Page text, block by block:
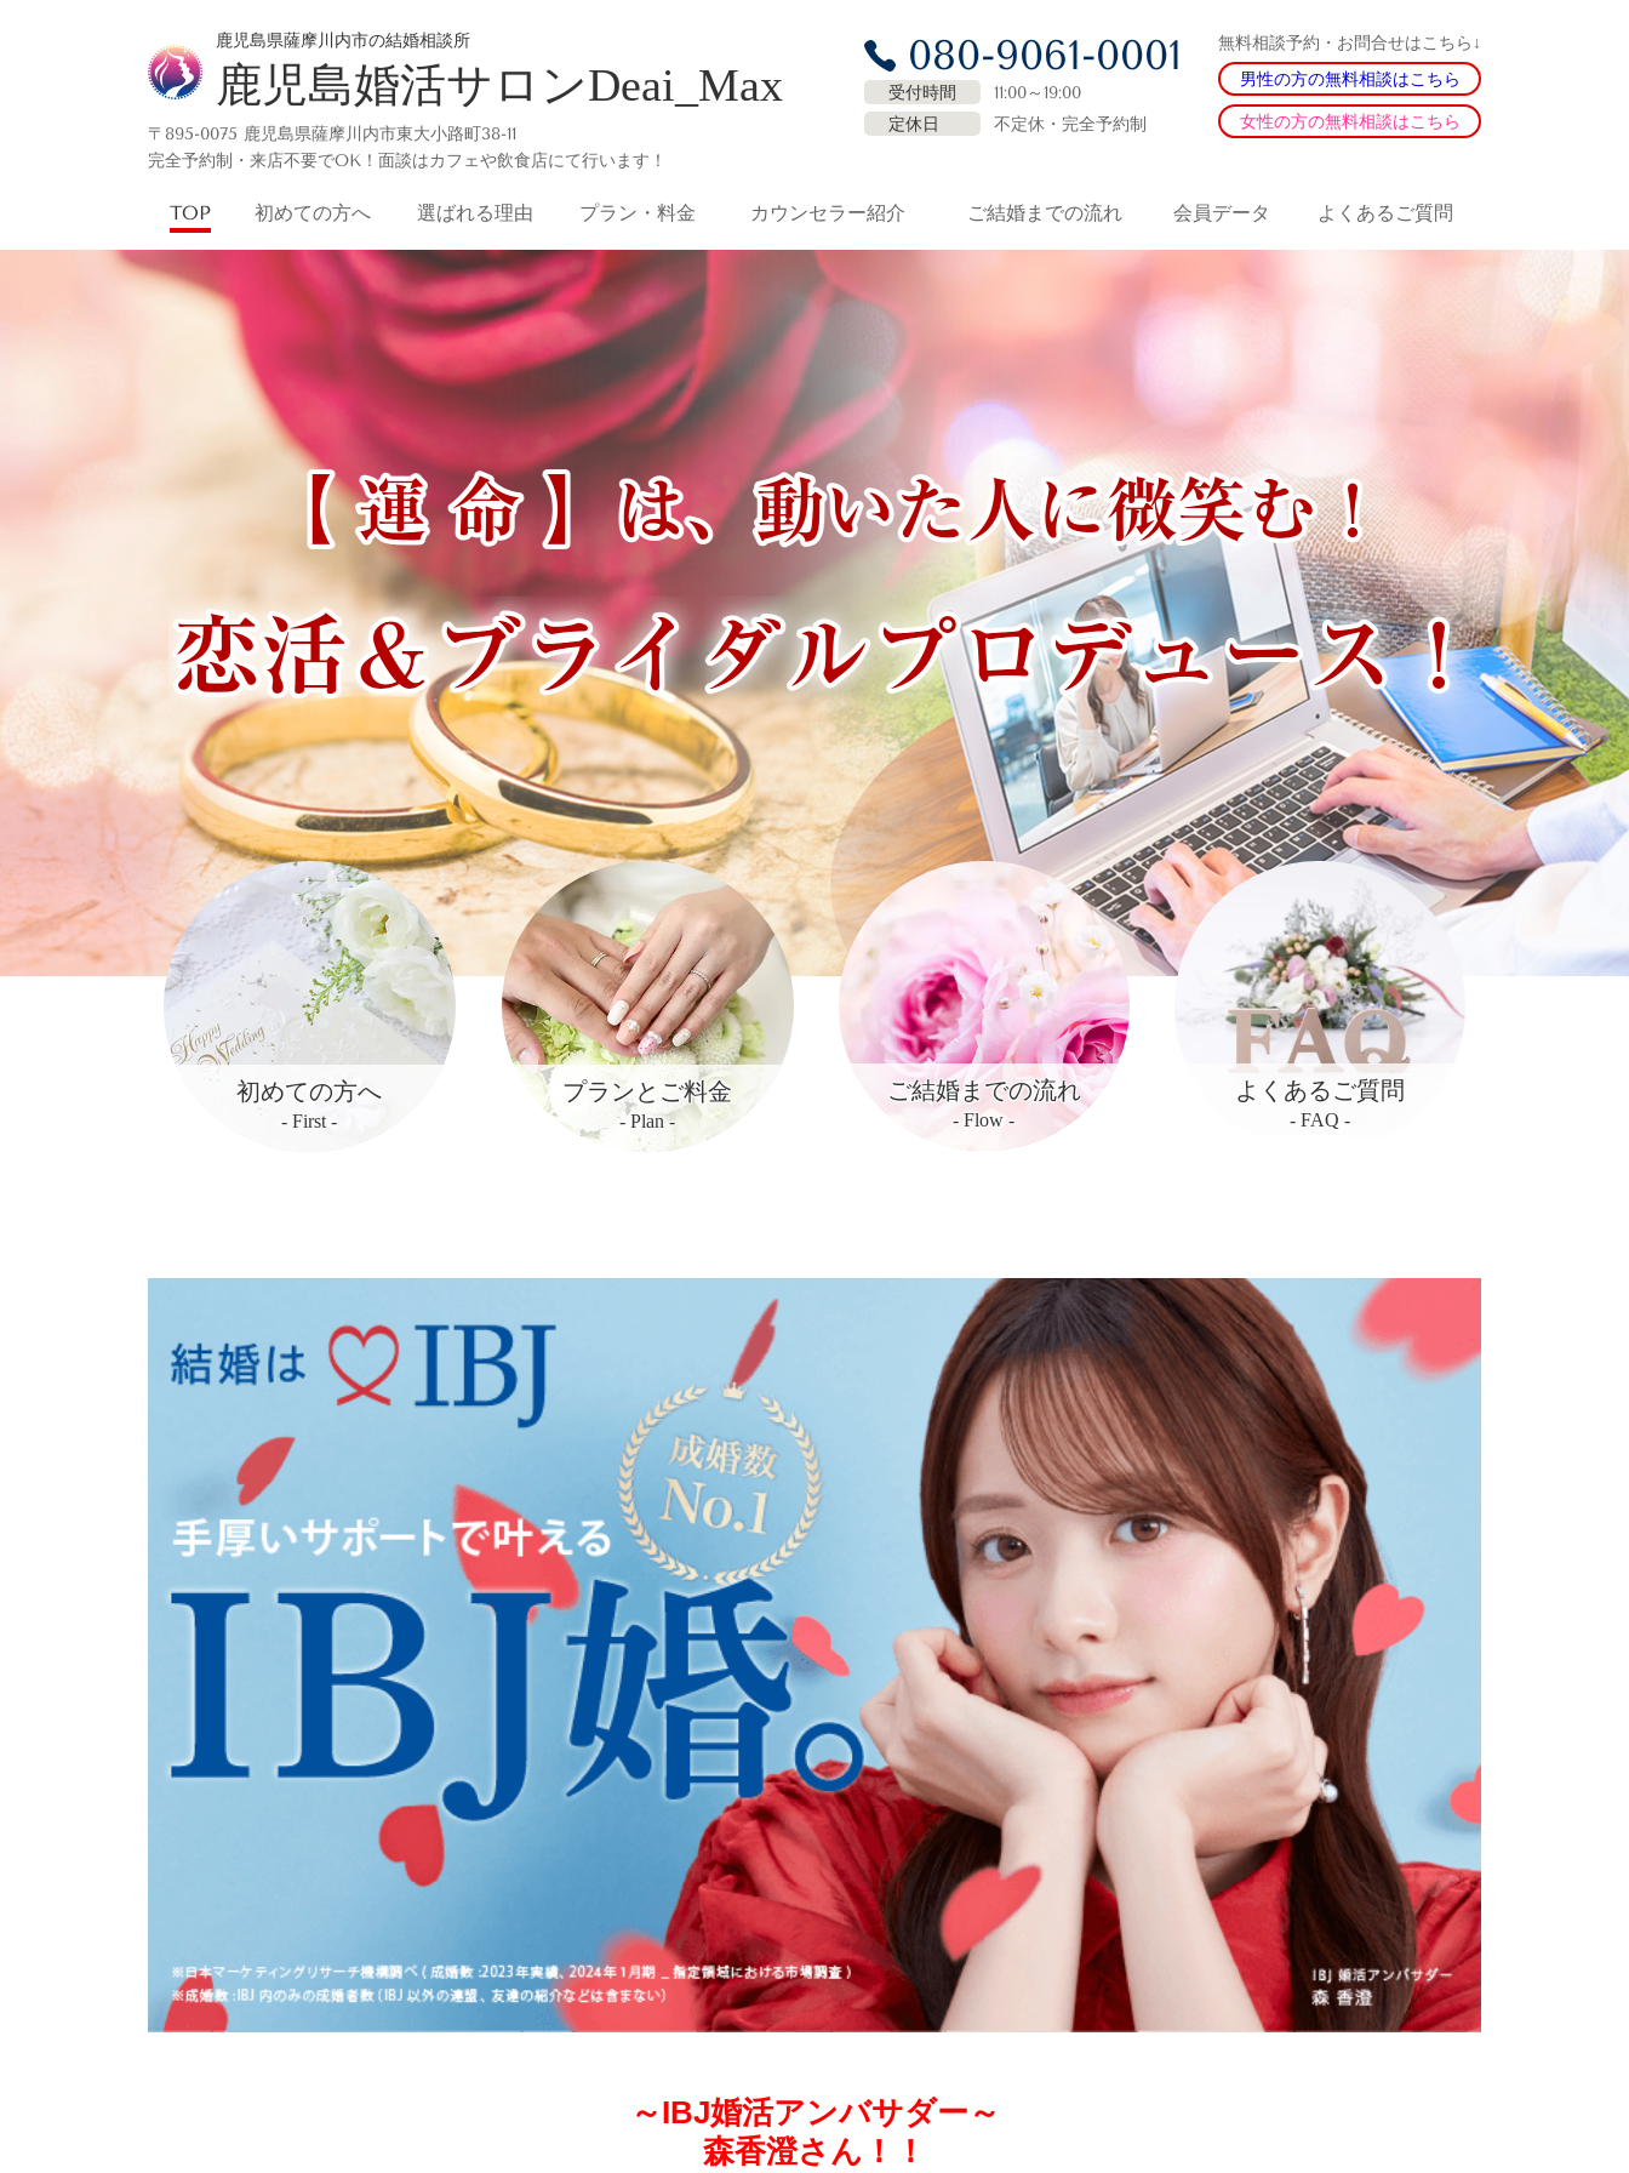
鹿児島県薩摩川内市の結婚相談所
鹿児島婚活サロンDeai_Max
〒895-0075 鹿児島県薩摩川内市東大小路町38-11
完全予約制・来店不要でOK！面談はカフェや飲食店にて行います！
080-9061-0001
受付時間
11:00～19:00
定休日
不定休・完全予約制
無料相談予約・お問合せはこちら↓
男性の方の無料相談はこちら
女性の方の無料相談はこちら
TOP 初めての方へ 選ばれる理由 プラン・料金 カウンセラー紹介 ご結婚までの流れ 会員データ よくあるご質問
初めての方へ
- First -
プランとご料金
- Plan -
ご結婚までの流れ
- Flow -
よくあるご質問
- FAQ -
～IBJ婚活アンバサダー～
森香澄さん！！